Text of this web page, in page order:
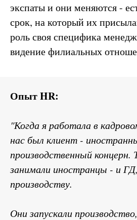
экспаты и они меняются -
срок, на который их
роль своя специфика
видение филиальных
Опыт HR:
"Когда я работала в
нас был клиент -
производственный концерн.
занимали иностранцы - и
производству.
Они запускали